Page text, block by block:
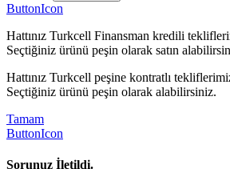
ButtonIcon
Hattınız Turkcell Finansman kredili
Seçtiğiniz ürünü peşin olarak satın
Hattınız Turkcell peşine kontratlı
Seçtiğiniz ürünü peşin olarak alabilirsiniz.
Tamam
ButtonIcon
Sorunuz İletildi.